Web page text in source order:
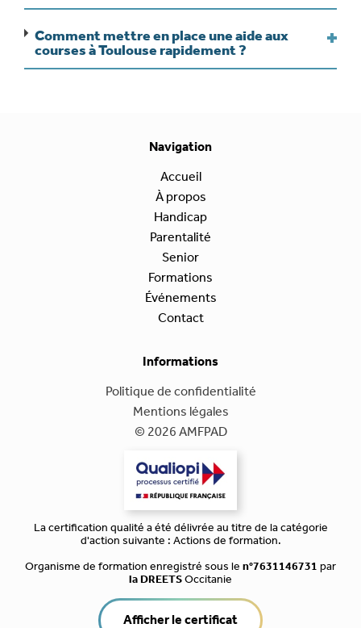
Comment mettre en place une aide aux
courses à Toulouse rapidement ?
Navigation
Accueil
À propos
Handicap
Parentalité
Senior
Formations
Événements
Contact
Informations
Politique de confidentialité
Mentions légales
© 2026 AMFPAD
La certification qualité a été délivrée au titre de la catégorie
d'action suivante : Actions de formation.
Organisme de formation enregistré sous len°7631146731par
la DREETSOccitanie
Afficher le certificat